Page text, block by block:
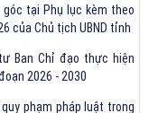
của Chủ tịch UBND tỉnh
2026 - 2030